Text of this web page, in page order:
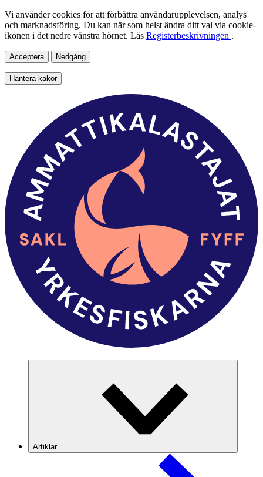
Vi använder cookies för att förbättra användarupplevelsen, analys
och marknadsföring. Du kan när som helst ändra ditt val via cookie-
ikonen i det nedre vänstra hörnet. Läs Registerbeskrivningen .
Acceptera Nedgång
Hantera kakor
Artiklar